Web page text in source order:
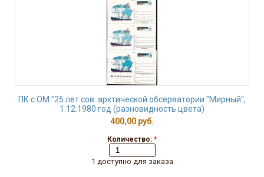
ПК с ОМ "25 лет сов. арктической обсерватории "Мирный",
1.12.1980 год (разновидность цвета)
400,00 руб.
Количество: *
1 доступно для заказа